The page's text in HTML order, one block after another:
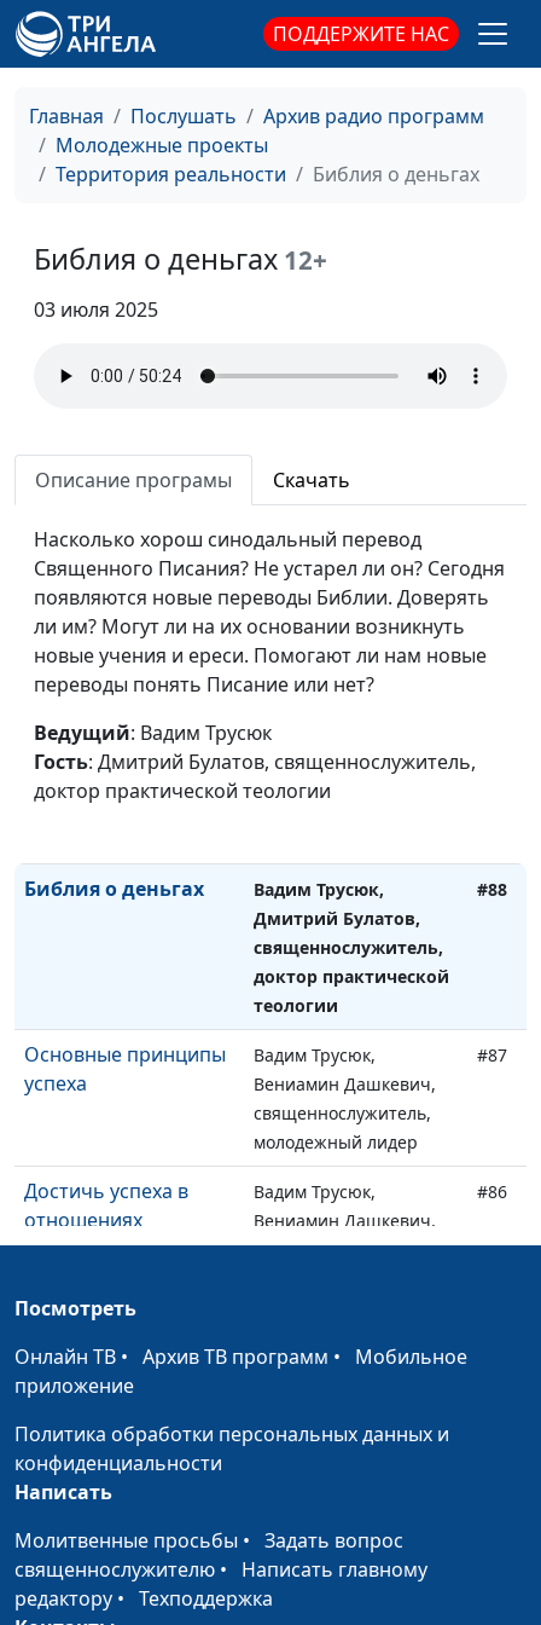
ПОДДЕРЖИТЕ НАС
Главная Послушать
Архив радио программ
Молодежные проекты
Территория реальности
Библия о деньгах
Библия о деньгах 12+
03 июля 2025
Описание програмы Скачать
Насколько хорош синодальный перевод
Священного Писания? Не устарел ли он? Сегодня
появляются новые переводы Библии. Доверять
ли им? Могут ли на их основании возникнуть
новые учения и ереси. Помогают ли нам новые
переводы понять Писание или нет?
Ведущий: Вадим Трусюк
Гость: Дмитрий Булатов, священнослужитель,
доктор практической теологии
Благотворительность
Вадим Трусюк,
бизнес-леди,
христианская певица,
почетный волонтёр,
#92
Секреты моего успеха
Вадим Трусюк,
христианская певица,
Я – верующая
Вадим Трусюк,
Светлана Малова,
бизнес-леди,
христианская певица,
почетный волонтёр,
соучредитель фонда
"Доброе Завтра"
#90
Наши деньги и наша
вера
Вадим Трусюк, Дмитрий
Булатов,
священнослужитель,
Библия о деньгах
Вадим Трусюк,
Дмитрий Булатов,
священнослужитель,
доктор практической
теологии
#88
Основные принципы
успеха
Вадим Трусюк,
Вениамин Дашкевич,
священнослужитель,
молодежный лидер
#87
Достичь успеха в
отношениях
Вадим Трусюк,
Вениамин Дашкевич,
священнослужитель,
#86
Думай позитивно –
будь успешен
Вениамин Дашкевич,
Где будет успех?
молодежный лидер
Удача и чудеса как
Вадим Трусюк,
Посмотреть
Онлайн ТВ • Архив ТВ программ • Мобильное
приложение
Политика обработки персональных данных и
конфиденциальности
Написать
Молитвенные просьбы • Задать вопрос
священнослужителю • Написать главному
редактору • Техподдержка